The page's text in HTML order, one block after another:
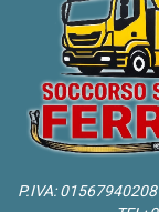
P.IVA: